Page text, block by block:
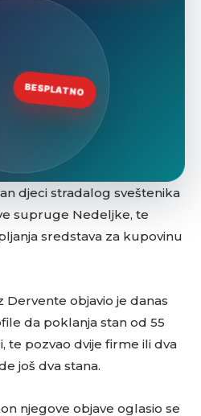
djeci stradalog sveštenika
supruge Nedeljke, te
sredstava za kupovinu
Dervente objavio je danas
da poklanja stan od 55
te pozvao dvije firme ili dva
još dva stana.
njegove objave oglasio se